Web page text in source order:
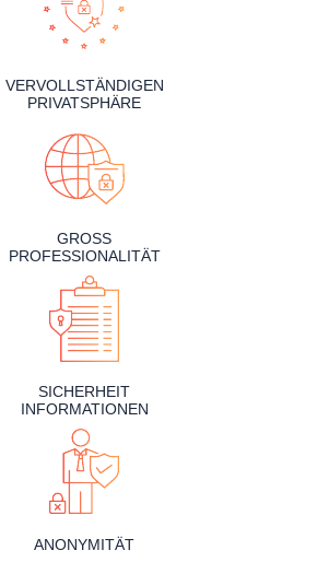
VERVOLLSTÄNDIGEN
PRIVATSPHÄRE
GROSS
PROFESSIONALITÄT
SICHERHEIT
INFORMATIONEN
ANONYMITÄT